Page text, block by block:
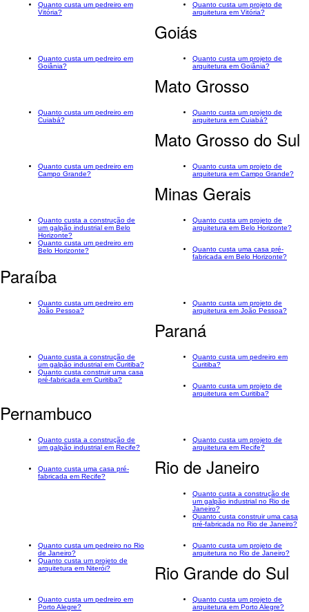
Quanto custa um pedreiro em
Vitória?
Quanto custa um projeto de
arquitetura em Vitória?
Goiás
Quanto custa um pedreiro em
Goiânia?
Quanto custa um projeto de
arquitetura em Goiânia?
Mato Grosso
Quanto custa um pedreiro em
Cuiabá?
Quanto custa um projeto de
arquitetura em Cuiabá?
Mato Grosso do Sul
Quanto custa um pedreiro em
Campo Grande?
Quanto custa um projeto de
arquitetura em Campo Grande?
Minas Gerais
Quanto custa a construção de
um galpão industrial em Belo
Horizonte?
Quanto custa um pedreiro em
Belo Horizonte?
Quanto custa um projeto de
arquitetura em Belo Horizonte?
Quanto custa uma casa pré-
fabricada em Belo Horizonte?
Paraíba
Quanto custa um pedreiro em
João Pessoa?
Quanto custa um projeto de
arquitetura em João Pessoa?
Paraná
Quanto custa a construção de
um galpão industrial em Curitiba?
Quanto custa construir uma casa
pré-fabricada em Curitiba?
Quanto custa um pedreiro em
Curitiba?
Quanto custa um projeto de
arquitetura em Curitiba?
Pernambuco
Quanto custa a construção de
um galpão industrial em Recife?
Quanto custa um projeto de
arquitetura em Recife?
Quanto custa uma casa pré-
fabricada em Recife?
Rio de Janeiro
Quanto custa a construção de
um galpão industrial no Rio de
Janeiro?
Quanto custa construir uma casa
pré-fabricada no Rio de Janeiro?
Quanto custa um pedreiro no Rio
de Janeiro?
Quanto custa um projeto de
arquitetura em Niterói?
Quanto custa um projeto de
arquitetura no Rio de Janeiro?
Rio Grande do Sul
Quanto custa um pedreiro em
Porto Alegre?
Quanto custa um projeto de
arquitetura em Porto Alegre?